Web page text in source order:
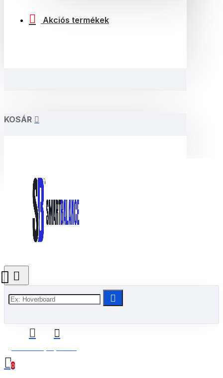
Akciós termékek
KOSÁR
0